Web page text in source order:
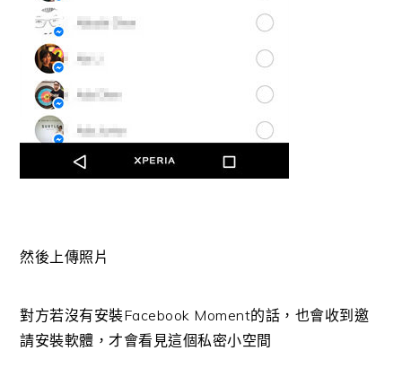
然後上傳照片
對方若沒有安裝Facebook Moment的話，也會收到邀
請安裝軟體，才會看見這個私密小空間